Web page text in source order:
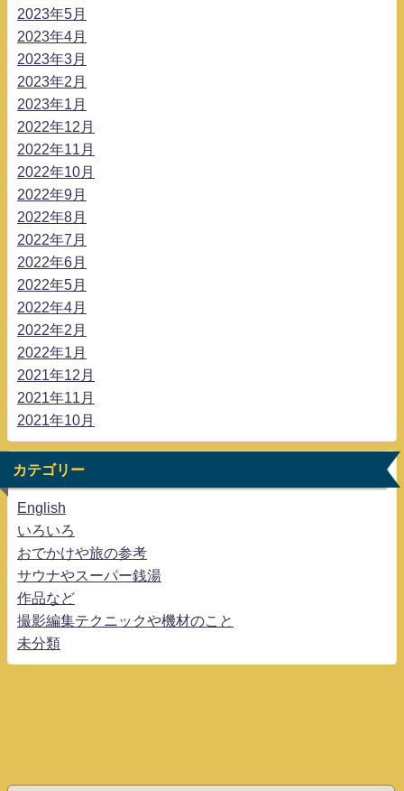
2023年5月
2023年4月
2023年3月
2023年2月
2023年1月
2022年12月
2022年11月
2022年10月
2022年9月
2022年8月
2022年7月
2022年6月
2022年5月
2022年4月
2022年2月
2022年1月
2021年12月
2021年11月
2021年10月
カテゴリー
English
いろいろ
おでかけや旅の参考
サウナやスーパー銭湯
作品など
撮影編集テクニックや機材のこと
未分類